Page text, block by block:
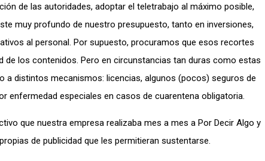
de las autoridades, adoptar el teletrabajo al máximo posible,
muy profundo de nuestro presupuesto, tanto en inversiones,
al personal. Por supuesto, procuramos que esos recortes
de los contenidos. Pero en circunstancias tan duras como estas
a distintos mecanismos: licencias, algunos (pocos) seguros de
enfermedad especiales en casos de cuarentena obligatoria.
que nuestra empresa realizaba mes a mes a Por Decir Algo y
de publicidad que les permitieran sustentarse.